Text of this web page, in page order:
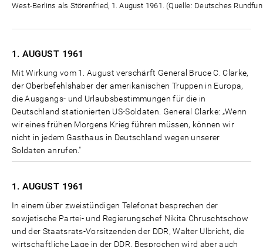
West-Berlins als Störenfried, 1. August 1961. (Quelle: Deutsches
1. AUGUST 1961
Mit Wirkung vom 1. August verschärft General Bruce C. Clarke,
der Oberbefehlshaber der amerikanischen Truppen in Europa,
die Ausgangs- und Urlaubsbestimmungen für die in
Deutschland stationierten US-Soldaten. General Clarke: „Wenn
wir eines frühen Morgens Krieg führen müssen, können wir
nicht in jedem Gasthaus in Deutschland wegen unserer
Soldaten anrufen."
1. AUGUST 1961
In einem über zweistündigen Telefonat besprechen der
sowjetische Partei- und Regierungschef Nikita Chruschtschow
und der Staatsrats-Vorsitzenden der DDR, Walter Ulbricht, die
wirtschaftliche Lage in der DDR. Besprochen wird aber auch